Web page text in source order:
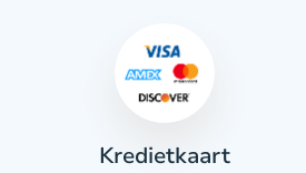
Kredietkaart